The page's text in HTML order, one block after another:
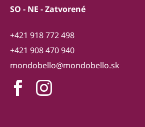
SO - NE - Zatvorené
+421 918 772 498
+421 908 470 940
mondobello@mondobello.sk